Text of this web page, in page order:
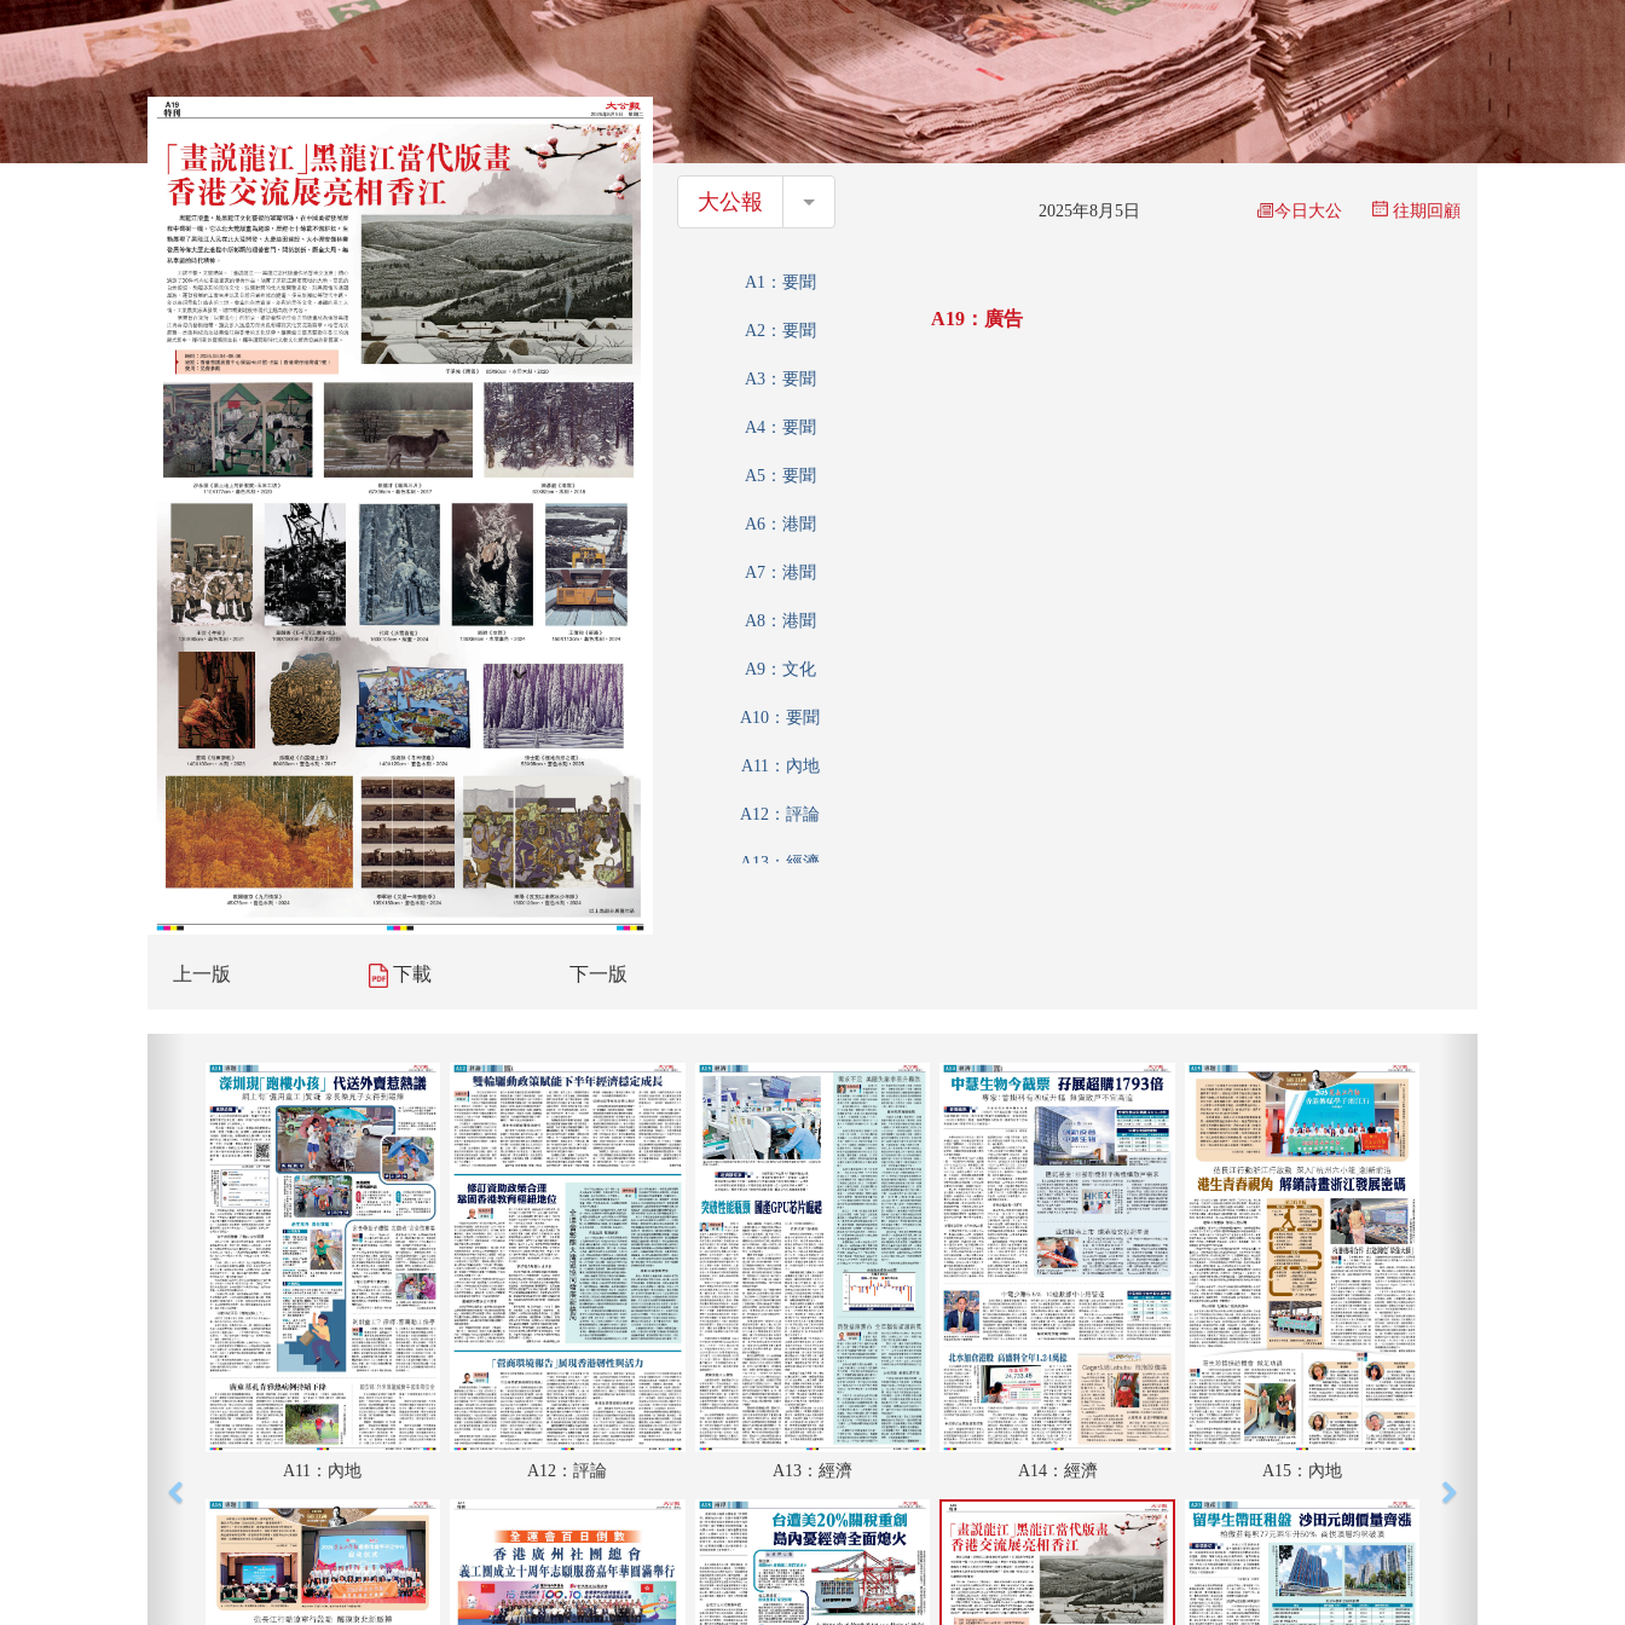
上一版 下載 下一版
大公報 大公報 2025年8月5日 今日大公 往期回顧
A1：要聞
A2：要聞
A3：要聞
A4：要聞
A5：要聞
A6：港聞
A7：港聞
A8：港聞
A9：文化
A10：要聞
A11：內地
A12：評論
A13：經濟
A18：兩岸
A19：廣告
A20：地產
A21：經濟
A22：體育
A23：國際
A24：國際
B1：體育
B3：小公園
B4：廣告
A19：廣告
A11：內地 A12：評論 A13：經濟 A14：經濟 A15：內地